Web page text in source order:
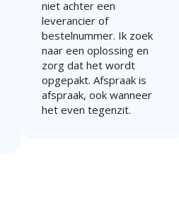
niet achter een
leverancier of
bestelnummer. Ik zoek
naar een oplossing en
zorg dat het wordt
opgepakt. Afspraak is
afspraak, ook wanneer
het even tegenzit.